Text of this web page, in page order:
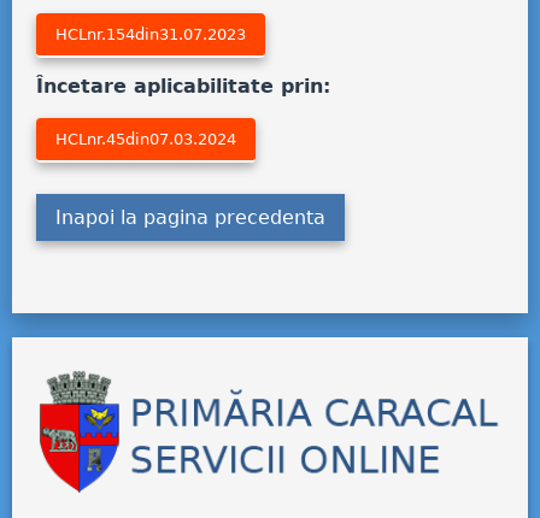
HCLnr.154din31.07.2023
Încetare aplicabilitate prin:
HCLnr.45din07.03.2024
Inapoi la pagina precedenta